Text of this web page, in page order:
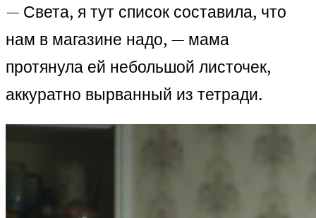
— Света, я тут список составила, что
нам в магазине надо, — мама
протянула ей небольшой листочек,
аккуратно вырванный из тетради.